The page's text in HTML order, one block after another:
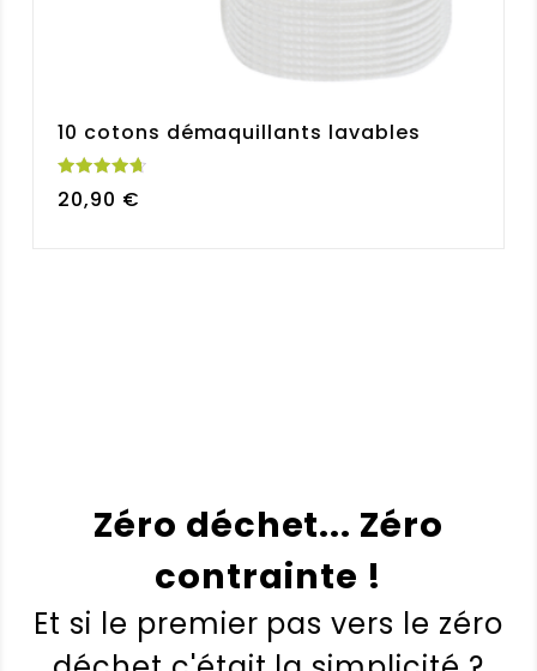
10 cotons démaquillants lavables
Note
4.75
20,90 €
Zéro déchet... Zéro
contrainte !
Et si le premier pas vers le zéro